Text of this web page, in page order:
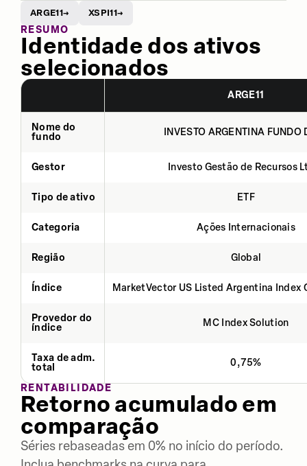
ARGE11→ XSPI11→
RESUMO
Identidade dos ativos
selecionados
ARGE11
Nome do
fundo
INVESTO ARGENTINA FUNDO
Gestor Investo Gestão de Recursos
Tipo de ativo ETF
Categoria Ações Internacionais
Região Global
Índice MarketVector US Listed Argentina Index
Provedor do
índice
MC Index Solution
Taxa de adm.
total
0,75%
RENTABILIDADE
Retorno acumulado em
comparação
Séries rebaseadas em 0% no início do período.